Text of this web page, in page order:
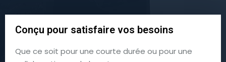
Conçu pour satisfaire vos besoins
Que ce soit pour une courte durée ou pour une